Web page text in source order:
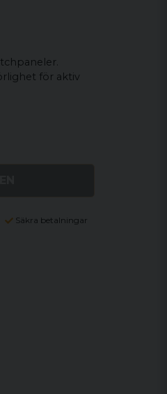
för aktiv
Säkra betalningar